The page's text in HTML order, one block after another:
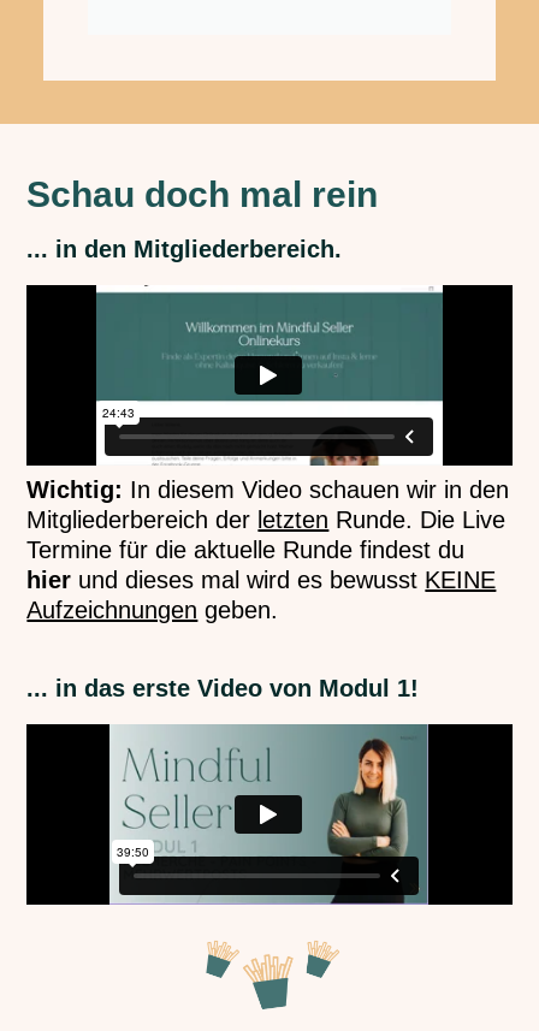
Schau doch mal rein
... in den Mitgliederbereich.
Wichtig: In diesem Video schauen wir in den
Mitgliederbereich der letzten Runde. Die Live
Termine für die aktuelle Runde findest du
hier und dieses mal wird es bewusst KEINE
Aufzeichnungen geben.
... in das erste Video von Modul 1!